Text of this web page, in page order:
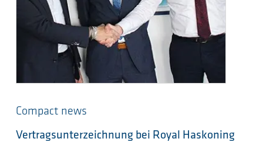
Compact news
Vertragsunterzeichnung bei Royal Haskoning